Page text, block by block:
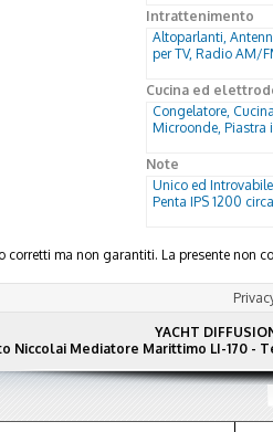
Intrattenimento
Altoparlanti,
per TV, Radio AM/
Cucina ed
Congelatore,
Microonde, Piastra
Note
Unico ed
Penta IPS 1200
corretti ma non garantiti. La presente non
YACHT
Niccolai Mediatore Marittimo LI-170 - Tel